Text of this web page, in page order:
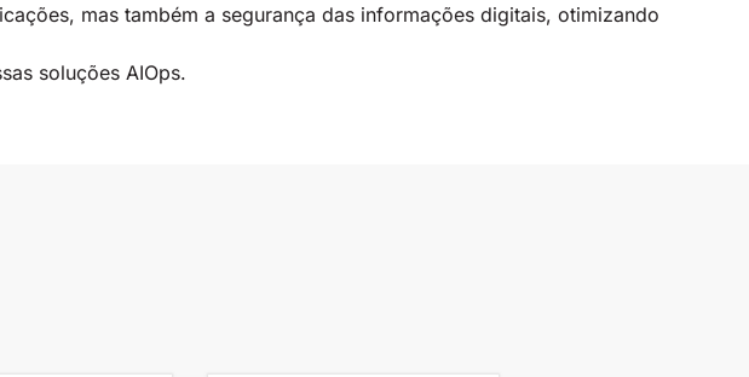
mas também a segurança das informações digitais, otimizando
soluções AIOps.